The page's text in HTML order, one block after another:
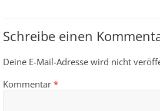
Schreibe einen
Deine E-Mail-Adresse wird nicht
Kommentar *